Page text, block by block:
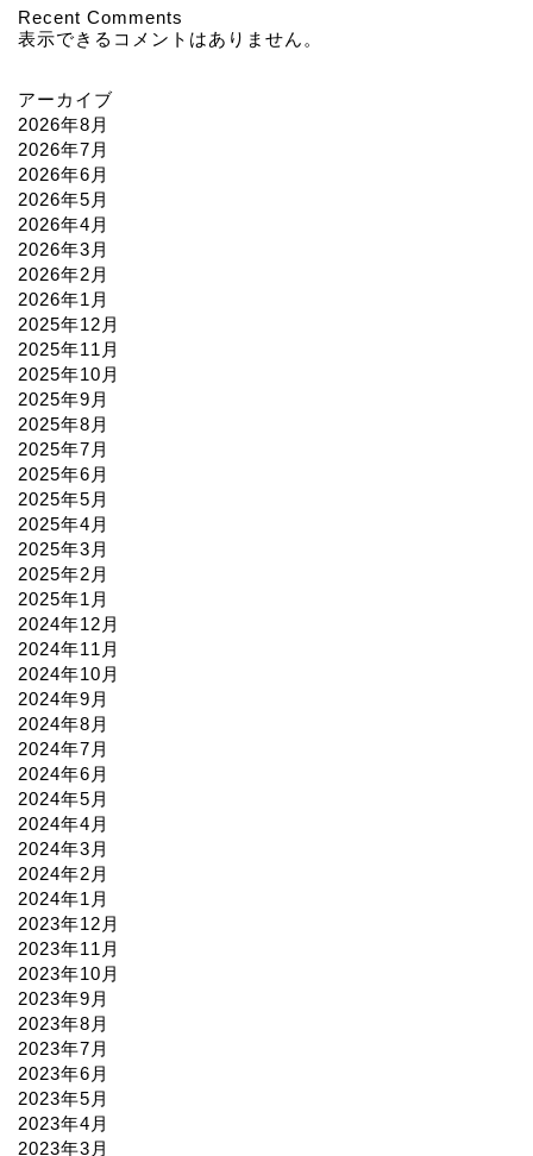
Recent Comments
表示できるコメントはありません。
アーカイブ
2026年8月
2026年7月
2026年6月
2026年5月
2026年4月
2026年3月
2026年2月
2026年1月
2025年12月
2025年11月
2025年10月
2025年9月
2025年8月
2025年7月
2025年6月
2025年5月
2025年4月
2025年3月
2025年2月
2025年1月
2024年12月
2024年11月
2024年10月
2024年9月
2024年8月
2024年7月
2024年6月
2024年5月
2024年4月
2024年3月
2024年2月
2024年1月
2023年12月
2023年11月
2023年10月
2023年9月
2023年8月
2023年7月
2023年6月
2023年5月
2023年4月
2023年3月